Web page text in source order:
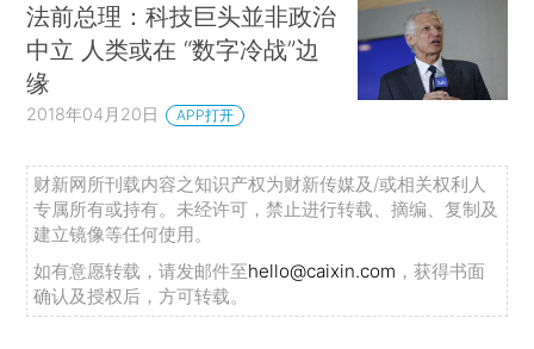
法前总理：科技巨头並非政治
中立 人类或在 “数字冷战”边
缘
2018年04月20日 APP打开
财新网所刊载内容之知识产权为财新传媒及/或相关权利人
专属所有或持有。未经许可，禁止进行转载、摘编、复制及
建立镜像等任何使用。
如有意愿转载，请发邮件至hello@caixin.com ，获得书面
确认及授权后，方可转载。